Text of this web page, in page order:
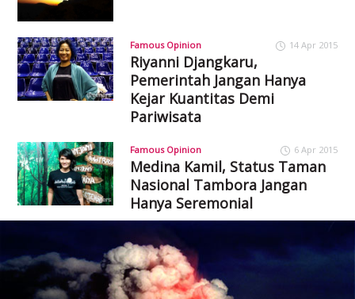
Famous Opinion 14 Apr 2015
Riyanni Djangkaru,
Pemerintah Jangan Hanya
Kejar Kuantitas Demi
Pariwisata
Famous Opinion 6 Apr 2015
Medina Kamil, Status Taman
Nasional Tambora Jangan
Hanya Seremonial